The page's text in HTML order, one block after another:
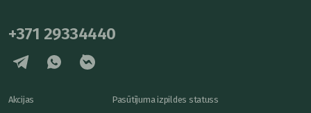
+371 29334440
Akcijas Pasūtījuma izpildes statuss